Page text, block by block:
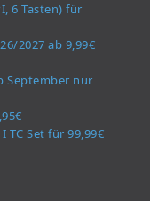
6 Tasten) für
2027 ab 9,99€
September nur
TC Set für 99,99€